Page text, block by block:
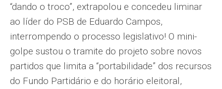
“dando o troco”, extrapolou e concedeu liminar
ao líder do PSB de Eduardo Campos,
interrompendo o processo legislativo! O mini-
golpe sustou o tramite do projeto sobre novos
partidos que limita a “portabilidade” dos recursos
do Fundo Partidário e do horário eleitoral,